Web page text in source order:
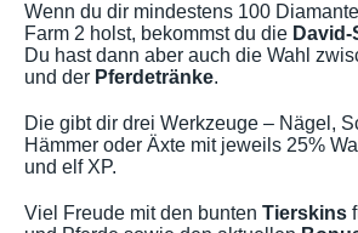
Wenn du dir mindestens 100
Farm 2 holst, bekommst du die
Du hast dann aber auch die Wahl
und der Pferdetränke.
Die gibt dir drei Werkzeuge – Nägel,
Hämmer oder Äxte mit jeweils 25%
und elf XP.
Viel Freude mit den bunten Tierskins